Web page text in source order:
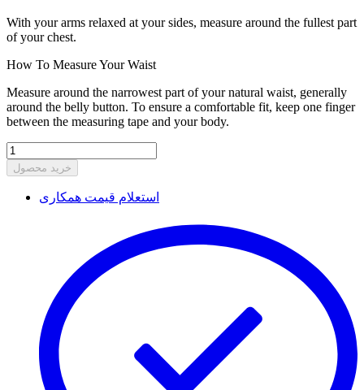
With your arms relaxed at your sides, measure around the fullest part
of your chest.
How To Measure Your Waist
Measure around the narrowest part of your natural waist, generally
around the belly button. To ensure a comfortable fit, keep one finger
between the measuring tape and your body.
خرید محصول
استعلام قیمت همکاری